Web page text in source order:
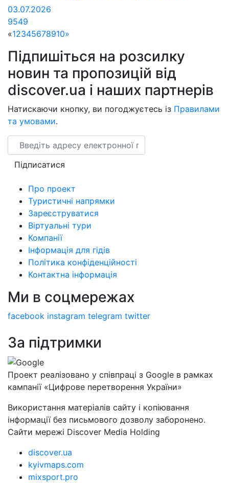
03.07.2026
9549
«12345678910»
Підпишіться на розсилку
новин та пропозицій від
discover.ua і наших партнерів
Натискаючи кнопку, ви погоджуєтесь із Правилами
та умовами.
Email
Підписатися
Про проект
Туристичні напрямки
Зареєструватися
Віртуальні тури
Компанії
Інформація для гідів
Політика конфіденційності
Контактна інформація
Ми в соцмережах
facebook instagram telegram twitter
За підтримки
Проект реалізовано у співпраці з Google в рамках
кампанії «Цифрове перетворення України»
Використання матеріалів сайту і копіювання
інформації без письмового дозволу заборонено.
Сайти мережі Discover Media Holding
discover.ua
kyivmaps.com
mixsport.pro